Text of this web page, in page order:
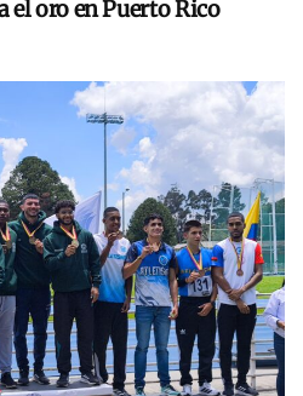
oro en Puerto Rico